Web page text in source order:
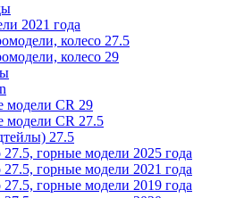
2021 года
колесо 27.5
колесо 29
модели CR 29
модели CR 27.5
27.5
27.5, горные модели 2025 года
27.5, горные модели 2021 года
27.5, горные модели 2019 года